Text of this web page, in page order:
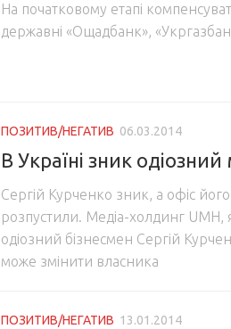
На початковому етапі
державні «Ощадбанк»,
ПОЗИТИВ/НЕГАТИВ 06.03.2014
В Україні зник
Сергій Курченко зник, а офіс
розпустили. Медіа-холдинг
одіозний бізнесмен Сергій
може змінити власника
ПОЗИТИВ/НЕГАТИВ 13.01.2014